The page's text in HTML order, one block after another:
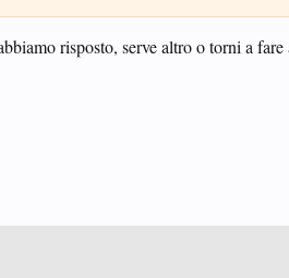
risposto, serve altro o torni a